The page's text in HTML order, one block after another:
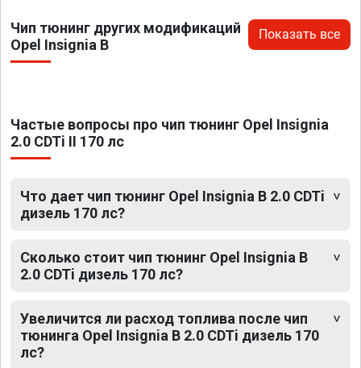
Чип тюнинг других модификаций
Opel Insignia B
Показать все
Частые вопросы про чип тюнинг Opel Insignia
2.0 CDTi II 170 лс
Что дает чип тюнинг Opel Insignia B 2.0 CDTi
дизель 170 лс?
Сколько стоит чип тюнинг Opel Insignia B
2.0 CDTi дизель 170 лс?
Увеличится ли расход топлива после чип
тюнинга Opel Insignia B 2.0 CDTi дизель 170
лс?